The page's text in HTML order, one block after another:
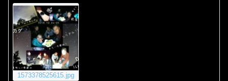
1573378525615.jpg